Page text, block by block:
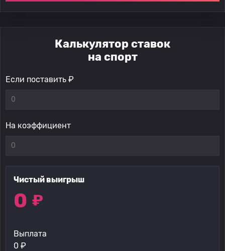
Калькулятор ставок
на спорт
Если поставить ₽
На коэффициент
Чистый выигрыш
0 ₽
Выплата
0 ₽